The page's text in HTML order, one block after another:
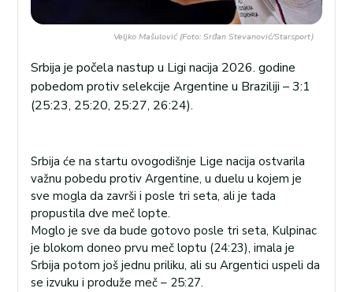
Veljko Mašulović (Foto: Srđan Stevanović/Starsport)
Srbija je počela nastup u Ligi nacija 2026. godine
pobedom protiv selekcije Argentine u Braziliji – 3:1
(25:23, 25:20, 25:27, 26:24).
Srbija će na startu ovogodišnje Lige nacija ostvarila
važnu pobedu protiv Argentine, u duelu u kojem je
sve mogla da završi i posle tri seta, ali je tada
propustila dve meč lopte.
Moglo je sve da bude gotovo posle tri seta, Kulpinac
je blokom doneo prvu meč loptu (24:23), imala je
Srbija potom još jednu priliku, ali su Argentici uspeli da
se izvuku i produže meč – 25:27.